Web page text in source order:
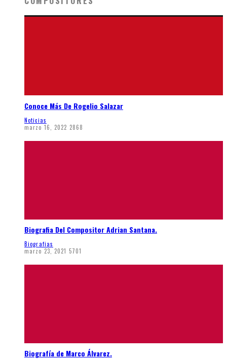
Conoce Más De Rogelio Salazar
Noticias
marzo 16, 2022 2868
Biografia Del Compositor Adrian Santana.
Biografias
marzo 23, 2021 5701
Biografía de Marco Álvarez.